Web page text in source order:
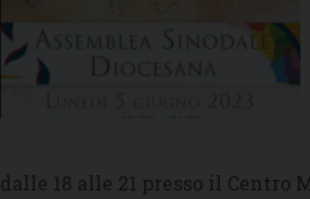
dalle 18 alle 21 presso il Centro